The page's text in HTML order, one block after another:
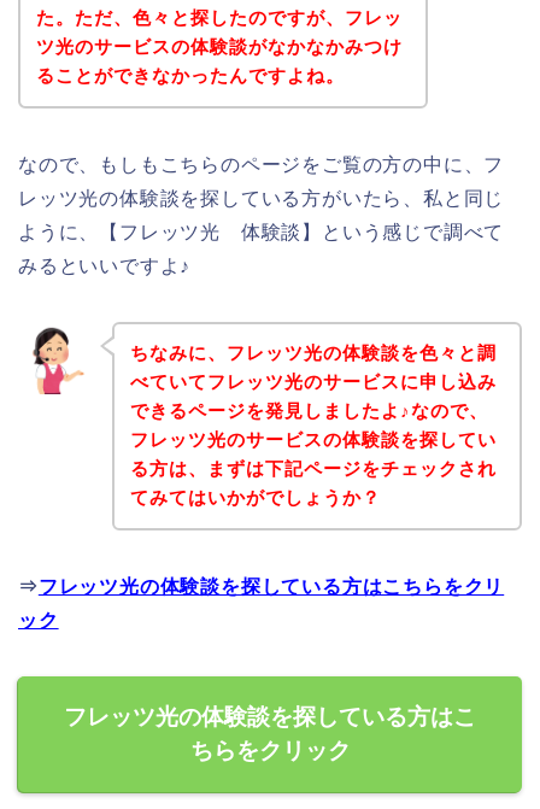
た。ただ、色々と探したのですが、フレッ
ツ光のサービスの体験談がなかなかみつけ
ることができなかったんですよね。
なので、もしもこちらのページをご覧の方の中に、フ
レッツ光の体験談を探している方がいたら、私と同じ
ように、【フレッツ光 体験談】という感じで調べて
みるといいですよ♪
ちなみに、フレッツ光の体験談を色々と調
べていてフレッツ光のサービスに申し込み
できるページを発見しましたよ♪なので、
フレッツ光のサービスの体験談を探してい
る方は、まずは下記ページをチェックされ
てみてはいかがでしょうか？
⇒フレッツ光の体験談を探している方はこちらをクリ
ック
フレッツ光の体験談を探している方はこ
ちらをクリック